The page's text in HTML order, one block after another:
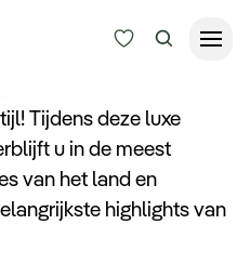
Tijdens deze luxe
u in de meest
van het land en
highlights van